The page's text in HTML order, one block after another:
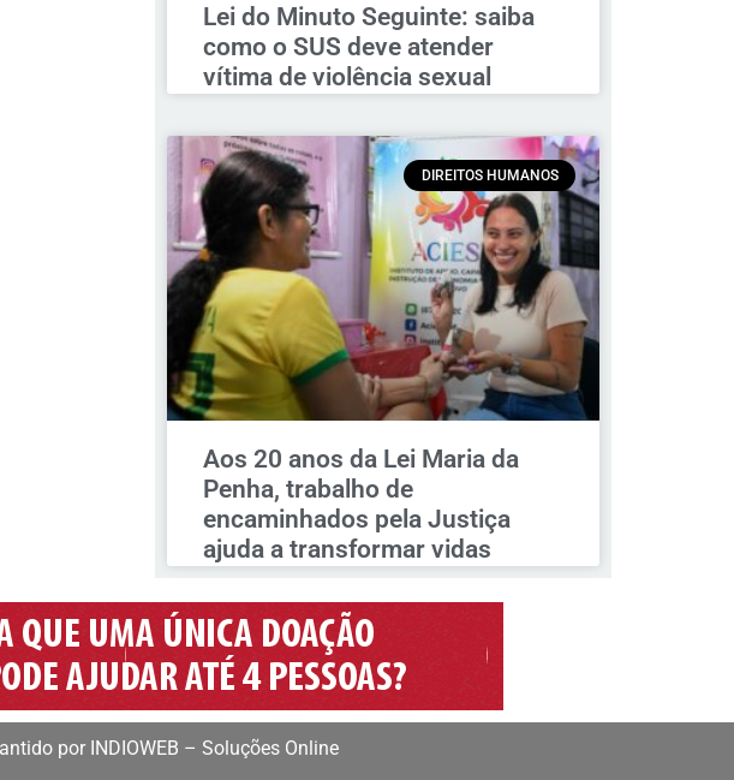
Lei do Minuto Seguinte: saiba
como o SUS deve atender
vítima de violência sexual
DIREITOS HUMANOS
Aos 20 anos da Lei Maria da
Penha, trabalho de
encaminhados pela Justiça
ajuda a transformar vidas
por INDIOWEB – Soluções Online